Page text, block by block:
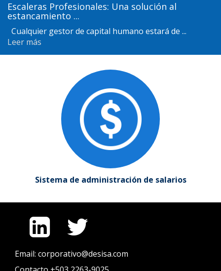
Escaleras Profesionales: Una solución al
estancamiento ...
Cualquier gestor de capital humano estará de ...
Leer más
Sistema de administración de salarios
Email: corporativo@desisa.com